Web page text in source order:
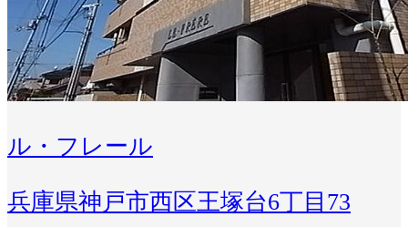
ル・フレール
兵庫県神戸市西区王塚台6丁目73